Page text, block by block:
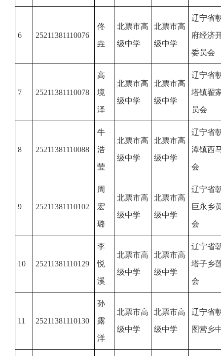
6 25211381110076
佟
垚
北票市高
级中学
北票市高
级中学
辽宁省
府经济
委员会
7 25211381110078
高
境
泽
北票市高
级中学
北票市高
级中学
辽宁省
塔镇翟
员会
8 25211381110088
牛
浩
莹
北票市高
级中学
北票市高
级中学
辽宁省
潭镇西
会
9 25211381110102
周
宏
璐
北票市高
级中学
北票市高
级中学
辽宁省
巨永乡
会
10 25211381110129
李
悦
溪
北票市高
级中学
北票市高
级中学
辽宁省
塔子乡
会
11 25211381110130
孙
露
洋
北票市高
级中学
北票市高
级中学
辽宁省
图营乡